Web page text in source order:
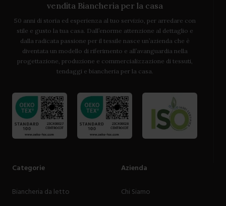
vendita Biancheria per la casa
50 anni di storia ed esperienza al tuo servizio, per arredare con
stile e gusto la tua casa. Dall’enorme attenzione al dettaglio e
dalla radicata passione per il tessile nasce un’azienda che è
diventata un modello di riferimento e all’avanguardia nella
progettazione, produzione e commercializzazione di tessuti,
tendaggi e biancheria per la casa.
Categorie
Biancheria da letto
Azienda
Chi Siamo